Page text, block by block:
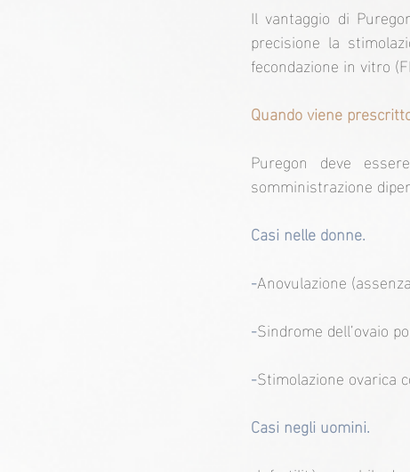
Il vantaggio di
precisione la
fecondazione in vitro
Quando viene
Puregon deve
somministrazione
Casi nelle donne.
-Anovulazione
-Sindrome dell’ovaio
-Stimolazione ovarica
Casi negli uomini.